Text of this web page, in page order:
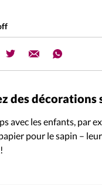
Spi
des décorations
avec les enfants, par
pour le sapin –